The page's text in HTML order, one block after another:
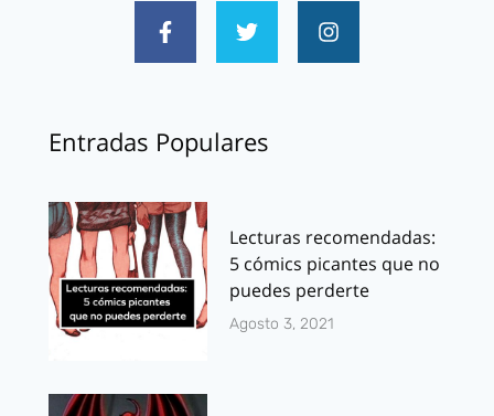
Entradas Populares
Lecturas recomendadas:
5 cómics picantes que no
puedes perderte
Agosto 3, 2021